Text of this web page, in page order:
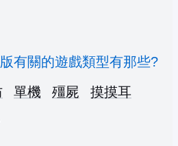
有關的遊戲類型有那些?
單機 殭屍
摸摸耳